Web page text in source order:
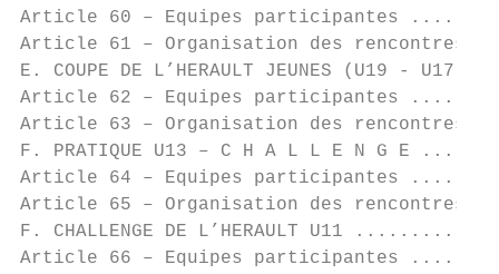
Article 60 – Equipes
Article 61 – Organisation des
E. COUPE DE L’HERAULT
Article 62 – Equipes
Article 63 – Organisation des
F. PRATIQUE U13 – C H A L L
Article 64 – Equipes
Article 65 – Organisation des
F. CHALLENGE DE
Article 66 – Equipes